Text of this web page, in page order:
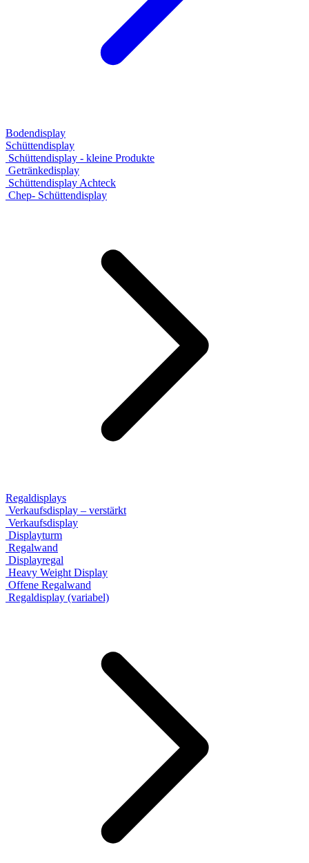
Bodendisplay
Schüttendisplay
Schüttendisplay - kleine Produkte
Getränkedisplay
Schüttendisplay Achteck
Chep- Schüttendisplay
Regaldisplays
Verkaufsdisplay – verstärkt
Verkaufsdisplay
Displayturm
Regalwand
Displayregal
Heavy Weight Display
Offene Regalwand
Regaldisplay (variabel)